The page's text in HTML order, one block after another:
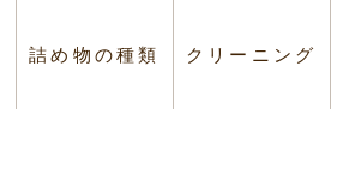
詰め物の種類 クリーニング